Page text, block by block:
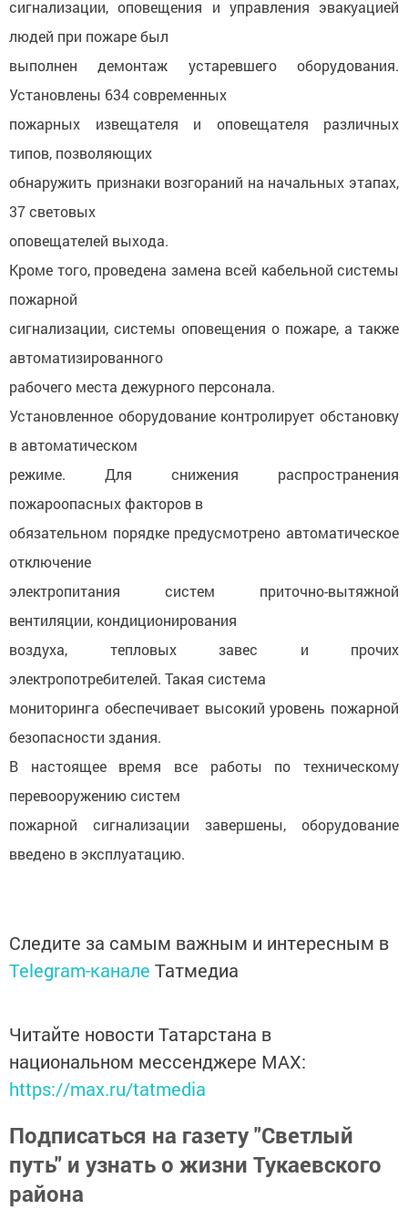
сигнализации, оповещения и управления эвакуацией
людей при пожаре был
выполнен демонтаж устаревшего оборудования.
Установлены 634 современных
пожарных извещателя и оповещателя различных
типов, позволяющих
обнаружить признаки возгораний на начальных этапах,
37 световых
оповещателей выхода.
Кроме того, проведена замена всей кабельной системы
пожарной
сигнализации, системы оповещения о пожаре, а также
автоматизированного
рабочего места дежурного персонала.
Установленное оборудование контролирует обстановку
в автоматическом
режиме. Для снижения распространения
пожароопасных факторов в
обязательном порядке предусмотрено автоматическое
отключение
электропитания систем приточно-вытяжной
вентиляции, кондиционирования
воздуха, тепловых завес и прочих
электропотребителей. Такая система
мониторинга обеспечивает высокий уровень пожарной
безопасности здания.
В настоящее время все работы по техническому
перевооружению систем
пожарной сигнализации завершены, оборудование
введено в эксплуатацию.
Следите за самым важным и интересным в
Telegram-канале Татмедиа
Читайте новости Татарстана в
национальном мессенджере MАХ:
https://max.ru/tatmedia
Подписаться на газету "Светлый
путь" и узнать о жизни Тукаевского
района